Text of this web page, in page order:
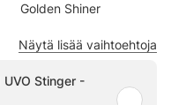
Golden Shiner
Näytä lisää vaihtoehtoja
UVO Stinger -